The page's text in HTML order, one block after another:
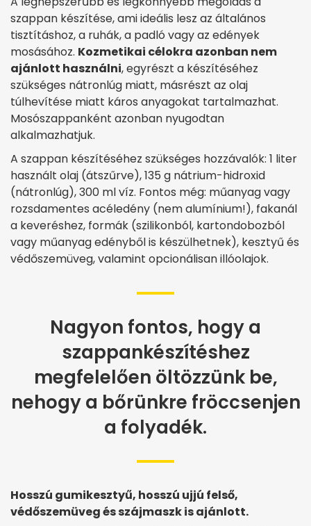
szappan készítése, ami ideális lesz az általános
tisztításhoz, a ruhák, a padló vagy az edények
mosásához. Kozmetikai célokra azonban nem
ajánlott használni, egyrészt a készítéséhez
szükséges nátronlúg miatt, másrészt az olaj
túlhevítése miatt káros anyagokat tartalmazhat.
Mosószappanként azonban nyugodtan
alkalmazhatjuk.
A szappan készítéséhez szükséges hozzávalók: 1 liter
használt olaj (átszűrve), 135 g nátrium-hidroxid
(nátronlúg), 300 ml víz. Fontos még: műanyag vagy
rozsdamentes acéledény (nem alumínium!), fakanál
a keveréshez, formák (szilikonból, kartondobozból
vagy műanyag edényből is készülhetnek), kesztyű és
védőszemüveg, valamint opcionálisan illóolajok.
Nagyon fontos, hogy a
szappankészítéshez
megfelelően öltözzünk be,
nehogy a bőrünkre fröccsenjen
a folyadék.
Hosszú gumikesztyű, hosszú ujjú felső,
védőszemüveg és szájmaszk is ajánlott.